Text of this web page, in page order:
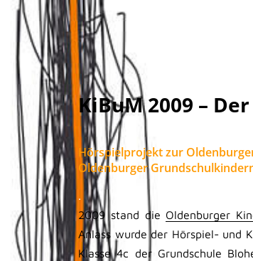
KiBuM 2009 –
Hörspielprojekt zur
Oldenburger
.
2009 stand die Oldenburger
Anlass wurde der Hörspiel- und
Klasse 4c der Grundschule